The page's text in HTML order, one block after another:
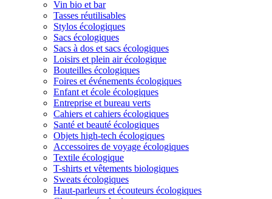
Vin bio et bar
Tasses réutilisables
Stylos écologiques
Sacs écologiques
Sacs à dos et sacs écologiques
Loisirs et plein air écologique
Bouteilles écologiques
Foires et événements écologiques
Enfant et école écologiques
Entreprise et bureau verts
Cahiers et cahiers écologiques
Santé et beauté écologiques
Objets high-tech écologiques
Accessoires de voyage écologiques
Textile écologique
T-shirts et vêtements biologiques
Sweats écologiques
Haut-parleurs et écouteurs écologiques